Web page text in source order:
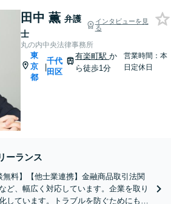
田中 薫 弁護
士
インタビューを見
る
丸の内中央法律事務所
東
京
都
|
千代
田区
有楽町駅か
ら徒歩1分
営業時間：本
日定休日
ーランス
無料】【他士業連携】金融商品取引法関
ど、幅広く対応しています。企業を取り
しています。トラブルを防ぐためにも、